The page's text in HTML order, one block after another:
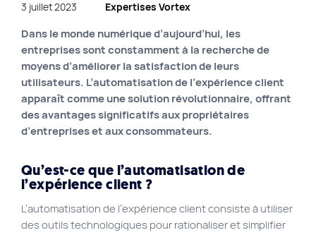
Site Web municipal
Vie Privée
VortexLab
40 rue Jean-Talon E., Montreal
3 juillet 2023 Expertises Vortex
Dans le monde numérique d’aujourd’hui, les
entreprises sont constamment à la recherche de
moyens d’améliorer la satisfaction de leurs
utilisateurs. L’automatisation de l’expérience client
apparaît comme une solution révolutionnaire, offrant
des avantages significatifs aux propriétaires
d’entreprises et aux consommateurs.
Qu’est-ce que l’automatisation de
l’expérience client ?
L’automatisation de l’expérience client consiste à utiliser
des outils technologiques pour rationaliser et simplifier